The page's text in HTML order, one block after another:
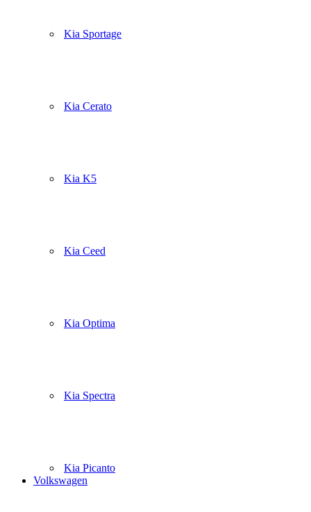
Kia Sportage
Kia Cerato
Kia K5
Kia Ceed
Kia Optima
Kia Spectra
Kia Picanto
Volkswagen